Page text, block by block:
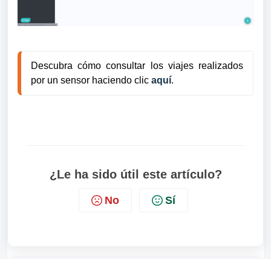
Descubra cómo consultar los viajes realizados
por un sensor haciendo clic aquí.
¿Le ha sido útil este artículo?
No Sí